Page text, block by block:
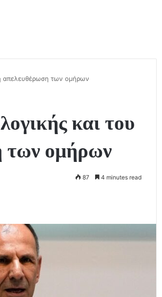
η απελευθέρωση των ομήρων
και του
των ομήρων
87 4 minutes read